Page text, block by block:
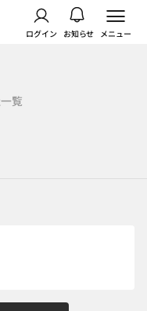
ログイン お知らせ メニュー
覧